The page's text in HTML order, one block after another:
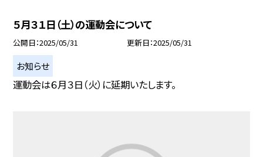
５月３１日（土）の運動会について
公開日 2025/05/31 更新日 2025/05/31
お知らせ
運動会は６月３日（火）に延期いたします。